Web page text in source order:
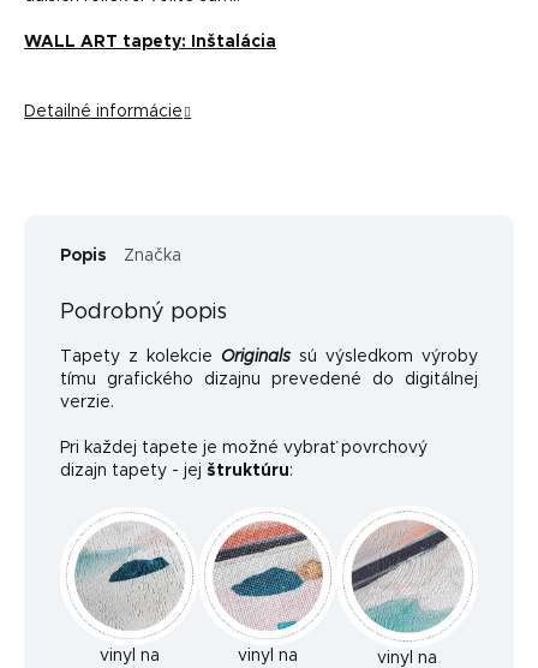
WALL ART tapety: Inštalácia
Detailné informácie
Popis Značka
Podrobný popis
Tapety z kolekcie Originals sú výsledkom výroby
tímu grafického dizajnu prevedené do digitálnej
verzie.
Pri každej tapete je možné vybrať povrchový
dizajn tapety - jej štruktúru:
vinyl na
vinyl na
vinyl na